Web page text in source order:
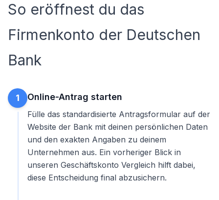
So eröffnest du das
Firmenkonto der Deutschen
Bank
1 Online-Antrag starten
Fülle das standardisierte Antragsformular auf der
Website der Bank mit deinen persönlichen Daten
und den exakten Angaben zu deinem
Unternehmen aus. Ein vorheriger Blick in
unseren Geschäftskonto Vergleich hilft dabei,
diese Entscheidung final abzusichern.